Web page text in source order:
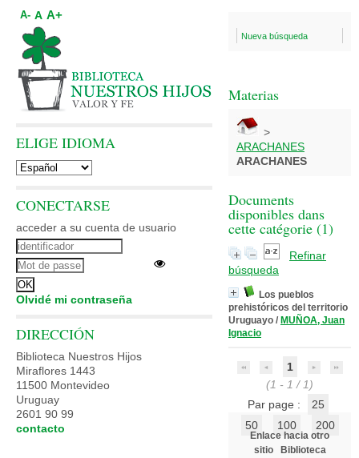
Nueva búsqueda
Materias
>
ARACHANES
ARACHANES
Documents
disponibles dans
cette catégorie (1)
Refinar
búsqueda
Los pueblos
prehistóricos del territorio
Uruguayo / MUÑOA, Juan
Ignacio
1
(1 - 1 / 1)
Par page :
25
50
100 200
Enlace hacia otro
sitio
Biblioteca
A- A A+
ELIGE IDIOMA
CONECTARSE
acceder a su cuenta de usuario
Olvidé mi contraseña
DIRECCIÓN
Biblioteca Nuestros Hijos
Miraflores 1443
11500 Montevideo
Uruguay
2601 90 99
contacto